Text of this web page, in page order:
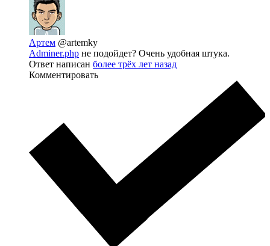
Артем @artemky
Adminer.php не подойдет? Очень удобная штука.
Ответ написан более трёх лет назад
Комментировать